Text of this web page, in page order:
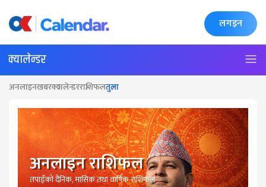
लगइन
क्यालेन्डर
अनलाइनखबरक्यालेन्डरराशिफलतुला
अनलाइन राशिफल
तपाइँकाे दैनिक, मासिक तथा वार्षिक राशिफल